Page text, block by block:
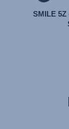
SMILE 5Z